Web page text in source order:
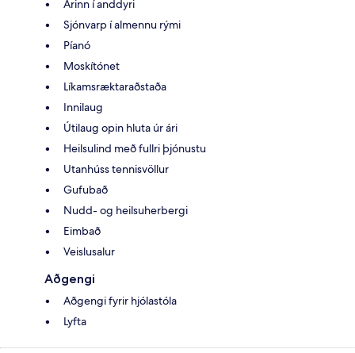
Arinn í anddyri
Sjónvarp í almennu rými
Píanó
Moskítónet
Líkamsræktaraðstaða
Innilaug
Útilaug opin hluta úr ári
Heilsulind með fullri þjónustu
Utanhúss tennisvöllur
Gufubað
Nudd- og heilsuherbergi
Eimbað
Veislusalur
Aðgengi
Aðgengi fyrir hjólastóla
Lyfta